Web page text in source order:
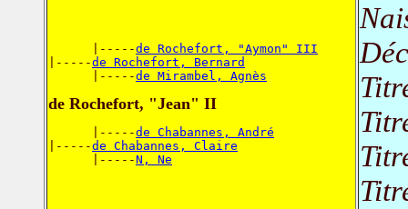
      |-----
de Rochefort, "Aymon" III
|-----de Rochefort, Bernard
      |-----
de Mirambel, Agnès
de Rochefort, "Jean" II
      |-----
de Chabannes, André
|-----de Chabannes, Claire
      |-----
N, Ne